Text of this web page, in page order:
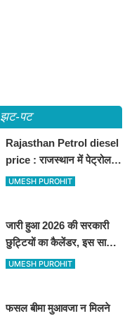
झट-पट
Rajasthan Petrol diesel
price : राजस्थान में पेट्रोल-
डीजल की कीमतें जारी, जानिए
UMESH PUROHIT
जारी हुआ 2026 की सरकारी
छुट्टियों का कैलेंडर, इस साल
कई बार मिलेगा लगातार
UMESH PUROHIT
फसल बीमा मुआवजा न मिलने